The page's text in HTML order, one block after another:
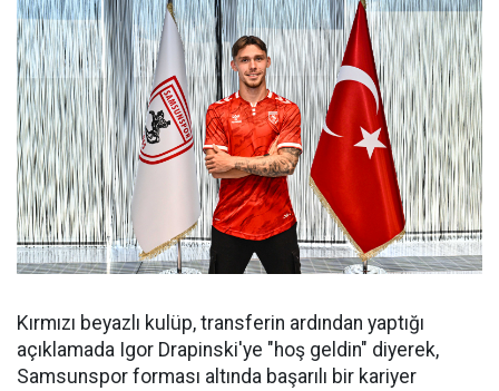
Kırmızı beyazlı kulüp, transferin ardından yaptığı
açıklamada Igor Drapinski'ye "hoş geldin" diyerek,
Samsunspor forması altında başarılı bir kariyer